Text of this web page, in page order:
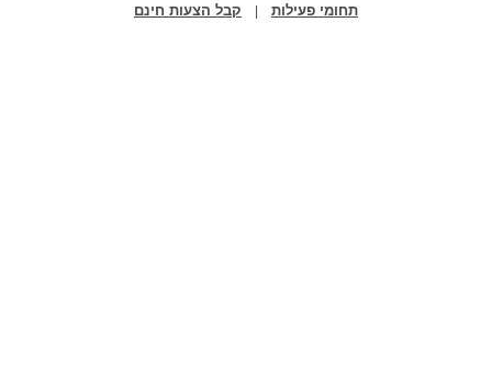
תחומי פעילות | קבל הצעות חינם